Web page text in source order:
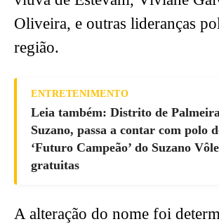
Oliveira, e outras lideranças
região.
ENTRETENIMENTO
Leia também: Distrito de
Suzano, passa a contar com polo
‘Futuro Campeão’ do Suzano
gratuitas
A alteração do nome foi